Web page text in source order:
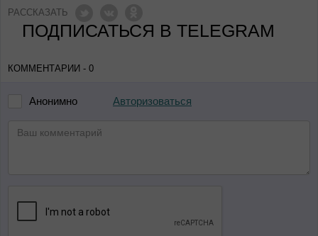
РАССКАЗАТЬ
ПОДПИСАТЬСЯ В TELEGRAM
КОММЕНТАРИИ - 0
Анонимно Авторизоваться